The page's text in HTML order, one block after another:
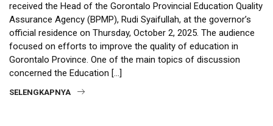
received the Head of the Gorontalo Provincial Education Quality
Assurance Agency (BPMP), Rudi Syaifullah, at the governor’s
official residence on Thursday, October 2, 2025. The audience
focused on efforts to improve the quality of education in
Gorontalo Province. One of the main topics of discussion
concerned the Education […]
SELENGKAPNYA